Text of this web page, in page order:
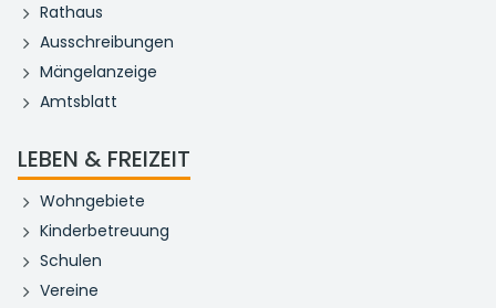
Rathaus
Ausschreibungen
Mängelanzeige
Amtsblatt
LEBEN & FREIZEIT
Wohngebiete
Kinderbetreuung
Schulen
Vereine